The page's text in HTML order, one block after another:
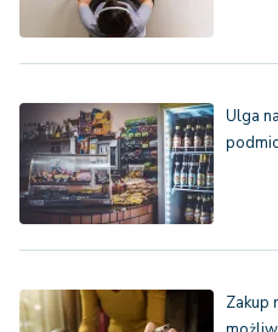
Ulga
Zakup